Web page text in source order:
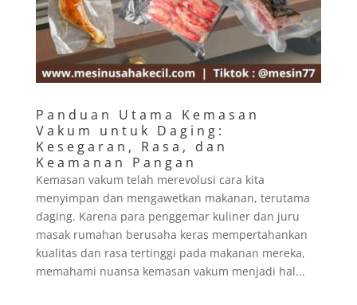
Panduan Utama Kemasan
Vakum untuk Daging:
Kesegaran, Rasa, dan
Keamanan Pangan
Kemasan vakum telah merevolusi cara kita
menyimpan dan mengawetkan makanan, terutama
daging. Karena para penggemar kuliner dan juru
masak rumahan berusaha keras mempertahankan
kualitas dan rasa tertinggi pada makanan mereka,
memahami nuansa kemasan vakum menjadi hal...